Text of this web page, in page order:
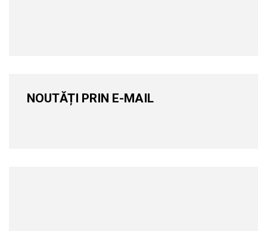
NOUTĂȚI PRIN E-MAIL